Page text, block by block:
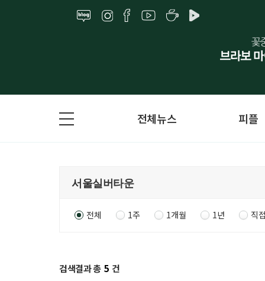
전체뉴스 피플
전체 1주 1개월 1년 직
검색결과 총 5 건